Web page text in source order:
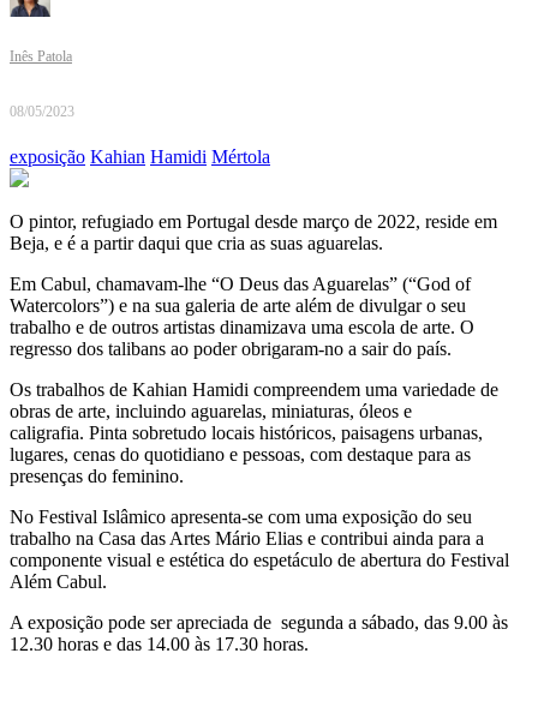
Inês Patola
08/05/2023
exposição Kahian Hamidi Mértola
O pintor, refugiado em Portugal desde março de 2022, reside em
Beja, e é a partir daqui que cria as suas aguarelas.
Em Cabul, chamavam-lhe “O Deus das Aguarelas” (“God of
Watercolors”) e na sua galeria de arte além de divulgar o seu
trabalho e de outros artistas dinamizava uma escola de arte. O
regresso dos talibans ao poder obrigaram-no a sair do país.
Os trabalhos de Kahian Hamidi compreendem uma variedade de
obras de arte, incluindo aguarelas, miniaturas, óleos e
caligrafia. Pinta sobretudo locais históricos, paisagens urbanas,
lugares, cenas do quotidiano e pessoas, com destaque para as
presenças do feminino.
No Festival Islâmico apresenta-se com uma exposição do seu
trabalho na Casa das Artes Mário Elias e contribui ainda para a
componente visual e estética do espetáculo de abertura do Festival
Além Cabul.
A exposição pode ser apreciada de segunda a sábado, das 9.00 às
12.30 horas e das 14.00 às 17.30 horas.